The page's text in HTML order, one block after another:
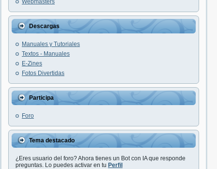
Webmasters
Descargas
Manuales y Tutoriales
Textos - Manuales
E-Zines
Fotos Divertidas
Participa
Foro
Tema destacado
¿Eres usuario del foro? Ahora tienes un Bot con IA que responde
preguntas. Lo puedes activar en tu Perfil